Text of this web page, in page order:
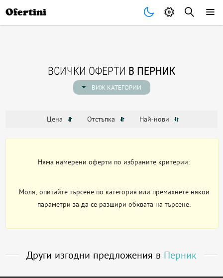
Ofertini
ВСИЧКИ ОФЕРТИ В ПЕРНИК
ВИЖ КАТЕГОРИИ
Цена Отстъпка Най-нови
Няма намерени оферти по избраните критерии:
Моля, опитайте търсене по категория или премахнете някои
параметри за да се разшири обхвата на търсене.
Други изгодни предложения в Перник